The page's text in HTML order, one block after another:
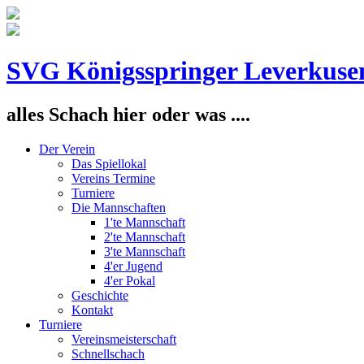
SVG Königsspringer
alles Schach hier oder was ....
Der Verein
Das Spiellokal
Vereins Termine
Turniere
Die Mannschaften
1'te Mannschaft
2'te Mannschaft
3'te Mannschaft
4'er Jugend
4'er Pokal
Geschichte
Kontakt
Turniere
Vereinsmeisterschaft
Schnellschach